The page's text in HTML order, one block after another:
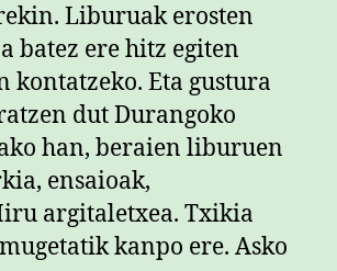
Liburuak erosten
ere hitz egiten
kontatzeko. Eta gustura
dut Durangoko
han, beraien liburuen
ensaioak,
argitaletxea. Txikia
kanpo ere. Asko